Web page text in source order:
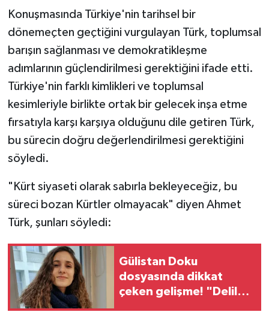
Konuşmasında Türkiye'nin tarihsel bir
dönemeçten geçtiğini vurgulayan Türk, toplumsal
barışın sağlanması ve demokratikleşme
adımlarının güçlendirilmesi gerektiğini ifade etti.
Türkiye'nin farklı kimlikleri ve toplumsal
kesimleriyle birlikte ortak bir gelecek inşa etme
fırsatıyla karşı karşıya olduğunu dile getiren Türk,
bu sürecin doğru değerlendirilmesi gerektiğini
söyledi.
"Kürt siyaseti olarak sabırla bekleyeceğiz, bu
süreci bozan Kürtler olmayacak" diyen Ahmet
Türk, şunları söyledi:
Gülistan Doku
dosyasında dikkat
çeken gelişme! "Delil